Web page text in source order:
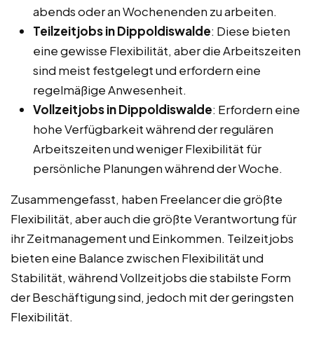
abends oder an Wochenenden zu arbeiten.
Teilzeitjobs in Dippoldiswalde: Diese bieten
eine gewisse Flexibilität, aber die Arbeitszeiten
sind meist festgelegt und erfordern eine
regelmäßige Anwesenheit.
Vollzeitjobs in Dippoldiswalde: Erfordern eine
hohe Verfügbarkeit während der regulären
Arbeitszeiten und weniger Flexibilität für
persönliche Planungen während der Woche.
Zusammengefasst, haben Freelancer die größte
Flexibilität, aber auch die größte Verantwortung für
ihr Zeitmanagement und Einkommen. Teilzeitjobs
bieten eine Balance zwischen Flexibilität und
Stabilität, während Vollzeitjobs die stabilste Form
der Beschäftigung sind, jedoch mit der geringsten
Flexibilität.